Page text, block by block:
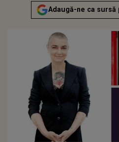
Adaugă-ne ca sursă